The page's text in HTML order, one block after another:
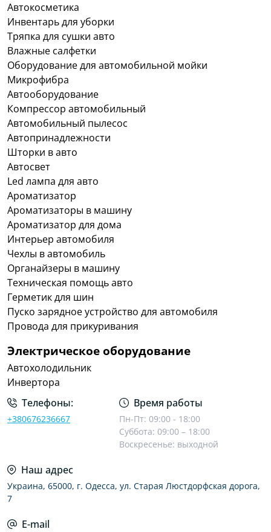
Автокосметика
Инвентарь для уборки
Тряпка для сушки авто
Влажные салфетки
Оборудование для автомобильной мойки
Микрофибра
Автооборудование
Компрессор автомобильный
Автомобильный пылесос
Автопринадлежности
Шторки в авто
Автосвет
Led лампа для авто
Ароматизатор
Ароматизаторы в машину
Ароматизатор для дома
Интерьер автомобиля
Чехлы в автомобиль
Органайзеры в машину
Техническая помощь авто
Герметик для шин
Пуско зарядное устройство для автомобиля
Провода для прикуривания
Электрическое оборудование
Автохолодильник
Инвертора
Телефоны:
+380676236667
Время работы
Пн-Пт: 09:00 - 18:00
Суббота: 09:00 – 18:00
Воскресенье: выходной
Наш адрес
Украина, 65000, г. Одесса, ул. Старая Люстдорфская дорога,
7
E-mail